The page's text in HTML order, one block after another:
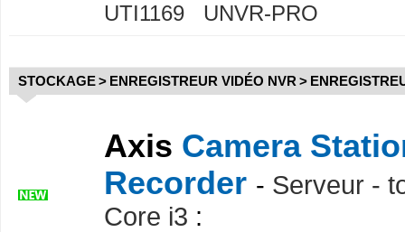
UTI1169 UNVR-PRO
STOCKAGE> ENREGISTREUR VIDÉO NVR >
Axis Camera
Recorder - Serveur -
Core i3 :